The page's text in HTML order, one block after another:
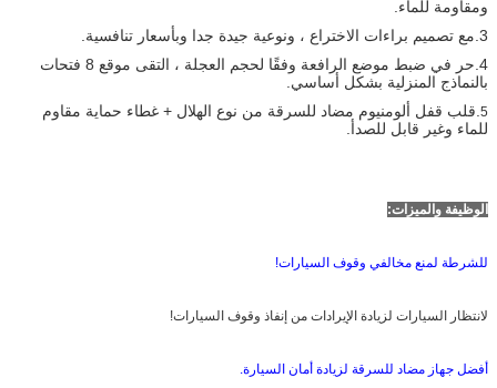
ومقاومة للماء.
3.مع تصميم براءات الاختراع ، ونوعية جيدة جدا وبأسعار تنافسية.
4.حر في ضبط موضع الرافعة وفقًا لحجم العجلة ، التقى موقع 8 فتحات
بالنماذج المنزلية بشكل أساسي.
5 .قلب قفل ألومنيوم مضاد للسرقة من نوع الهلال + غطاء حماية مقاوم
للماء وغير قابل للصدأ.
الوظيفة والميزات:
للشرطة لمنع مخالفي وقوف السيارات!
لانتظار السيارات لزيادة الإيرادات من إنفاذ وقوف السيارات!
أفضل جهاز مضاد للسرقة لزيادة أمان السيارة.